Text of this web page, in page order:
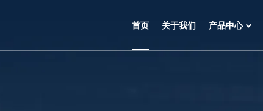
首页 关于我们 产品中心